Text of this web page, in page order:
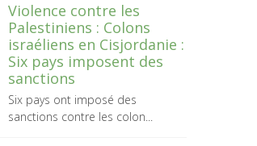
Violence contre les
Palestiniens : Colons
israéliens en Cisjordanie :
Six pays imposent des
sanctions
Six pays ont imposé des
sanctions contre les colon...